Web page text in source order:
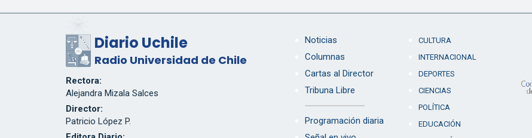
Diario Uchile
Radio Universidad de Chile
Rectora:
Alejandra Mizala Salces
Director:
Patricio López P.
Noticias
Columnas
Cartas al Director
Tribuna Libre
Programación diaria
CULTURA
INTERNACIONAL
DEPORTES
CIENCIAS
POLÍTICA
EDUCACIÓN